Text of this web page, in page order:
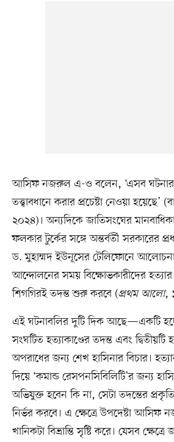
আসিফ নজরুল এ-ও বলেন, ‘এসব ঘটনার
তত্ত্বাবধানে করার প্রচেষ্টা নেওয়া
২০২৪)। অন্যদিকে জাতিসংঘের
ফলকার টুর্কের সঙ্গে অন্তর্বর্তী সরকারের
ড. মুহাম্মদ ইউনূসের টেলিফোনে
আন্দোলনের সময় বিক্ষোভকারীদের
শিগগিরই তদন্ত শুরু করবে (প্রথম আলো,
এই ঘটনাবলির দুটি দিক আছে—একটি
সংঘটিত হত্যাকাণ্ডের তদন্ত এবং দ্বিতীয়টি
অপরাধের জন্য শেখ হাসিনার বিচার।
দিয়ে ‘কমান্ড রেসপনসিবিলিটি’র জন্য
অভিযুক্ত হবেন কি না, সেটা তদন্তের
নির্ভর করবে। এ ক্ষেত্রে উপদেষ্টা আসিফ
খানিকটা বিভ্রান্তি সৃষ্টি করে। যেসব